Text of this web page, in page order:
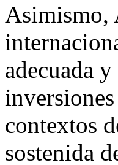
Asimismo,
adecuada
contextos
sostenida